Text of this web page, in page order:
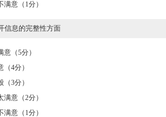
满意（1分）
信息的完整性方面
意（5分）
（4分）
（3分）
满意（2分）
满意（1分）